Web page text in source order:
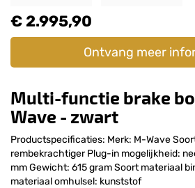
€ 2.995,90
Ontvang meer
Multi-functie brake
Wave - zwart
Productspecificaties: Merk: M-Wave
rembekrachtiger Plug-in mogelijkheid:
mm Gewicht: 615 gram Soort materiaal
materiaal omhulsel: kunststof